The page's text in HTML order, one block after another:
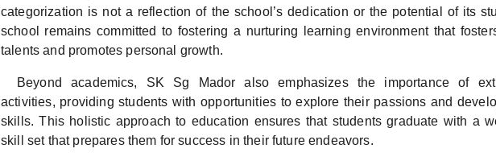
categorization is not a reflection of the school’s dedication or the potential of its
school remains committed to fostering a nurturing learning environment that
talents and promotes personal growth.
Beyond academics, SK Sg Mador also emphasizes the importance of
activities, providing students with opportunities to explore their passions and
skills. This holistic approach to education ensures that students graduate with a
skill set that prepares them for success in their future endeavors.